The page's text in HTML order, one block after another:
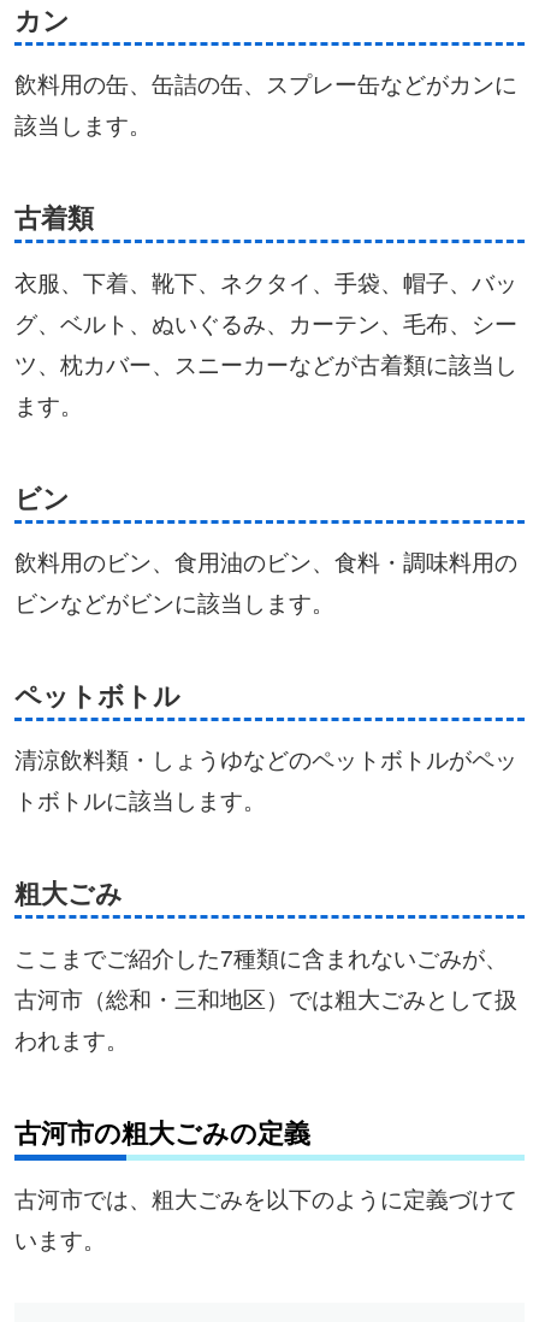
カン
飲料用の缶、缶詰の缶、スプレー缶などがカンに
該当します。
古着類
衣服、下着、靴下、ネクタイ、手袋、帽子、バッ
グ、ベルト、ぬいぐるみ、カーテン、毛布、シー
ツ、枕カバー、スニーカーなどが古着類に該当し
ます。
ビン
飲料用のビン、食用油のビン、食料・調味料用の
ビンなどがビンに該当します。
ペットボトル
清涼飲料類・しょうゆなどのペットボトルがペッ
トボトルに該当します。
粗大ごみ
ここまでご紹介した7種類に含まれないごみが、
古河市（総和・三和地区）では粗大ごみとして扱
われます。
古河市の粗大ごみの定義
古河市では、粗大ごみを以下のように定義づけて
います。